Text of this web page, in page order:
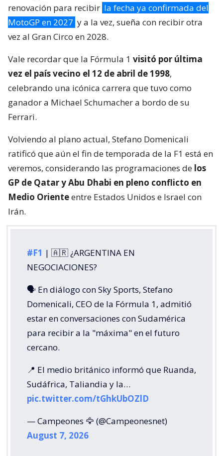
renovación para recibir la fecha ya confirmada del
MotoGP en 2027 y a la vez, sueña con recibir otra
vez al Gran Circo en 2028.
Vale recordar que la Fórmula 1 visitó por última
vez el país vecino el 12 de abril de 1998,
celebrando una icónica carrera que tuvo como
ganador a Michael Schumacher a bordo de su
Ferrari.
Volviendo al plano actual, Stefano Domenicali
ratificó que aún el fin de temporada de la F1 está en
veremos, considerando las programaciones de los
GP de Qatar y Abu Dhabi en pleno conflicto en
Medio Orienteentre Estados Unidos e Israel con
Irán.
#F1 | 🇦🇷 ¿ARGENTINA EN
NEGOCIACIONES?
🗣️ En diálogo con Sky Sports, Stefano
Domenicali, CEO de la Fórmula 1, admitió
estar en conversaciones con Sudamérica
para recibir a la "máxima" en el futuro
cercano.
📍 El medio británico informó que Ruanda,
Sudáfrica, Taliandia y la…
pic.twitter.com/tGhkUbOZlD
— Campeones 🦅 (@Campeonesnet)
August 7, 2026